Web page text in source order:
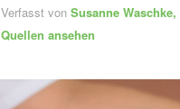
Verfasst von Susanne Waschke,
Quellen ansehen